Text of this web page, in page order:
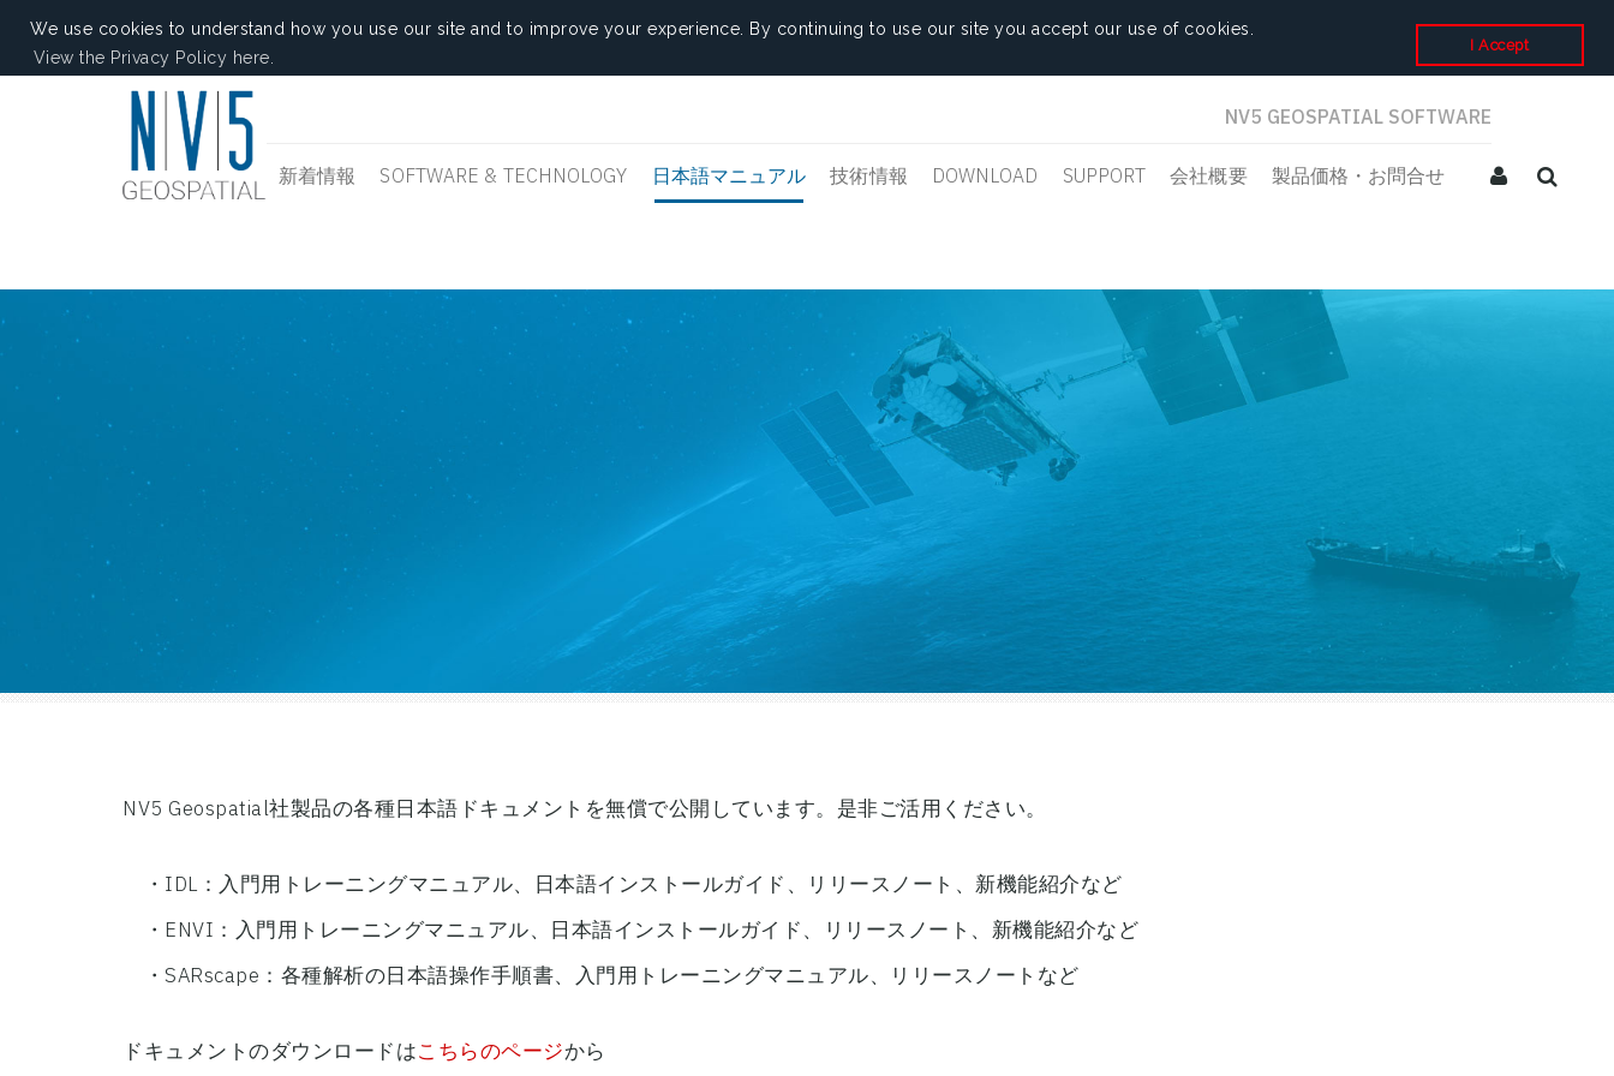
We use cookies to understand how you use our site and to improve your experience. By continuing to use our site you accept our use of cookies.
View the Privacy Policy here.
I Accept
NV5 GEOSPATIAL SOFTWARE
新着情報 SOFTWARE & TECHNOLOGY 日本語マニュアル 技術情報 DOWNLOAD SUPPORT 会社概要 製品価格・お問合せ
NV5 Geospatial社製品の各種日本語ドキュメントを無償で公開しています。是非ご活用ください。
・IDL：入門用トレーニングマニュアル、日本語インストールガイド、リリースノート、新機能紹介など
・ENVI：入門用トレーニングマニュアル、日本語インストールガイド、リリースノート、新機能紹介など
・SARscape：各種解析の日本語操作手順書、入門用トレーニングマニュアル、リリースノートなど
ドキュメントのダウンロードはこちらのページから